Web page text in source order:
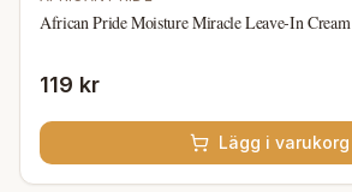
African Pride Moisture Miracle Leave-In Cream
119 kr
Lägg i varukorg